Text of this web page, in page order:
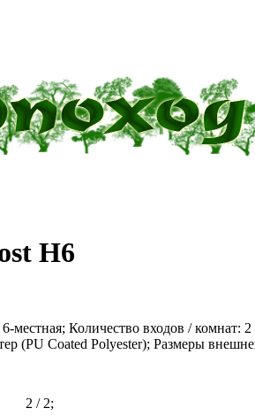
H6
местная; Количество входов /
(PU Coated Polyester); Размеры
2 / 2;